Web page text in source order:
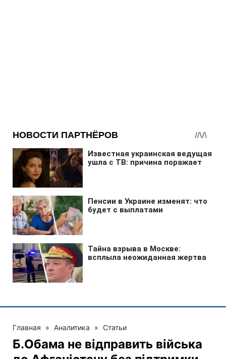
Главная » Аналитика » Статьи
Б.Обама не відправить війська